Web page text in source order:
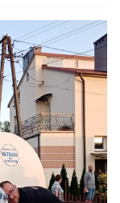
spodziewane
sięgnąć
będzie na
ponad 30 stopni,
i